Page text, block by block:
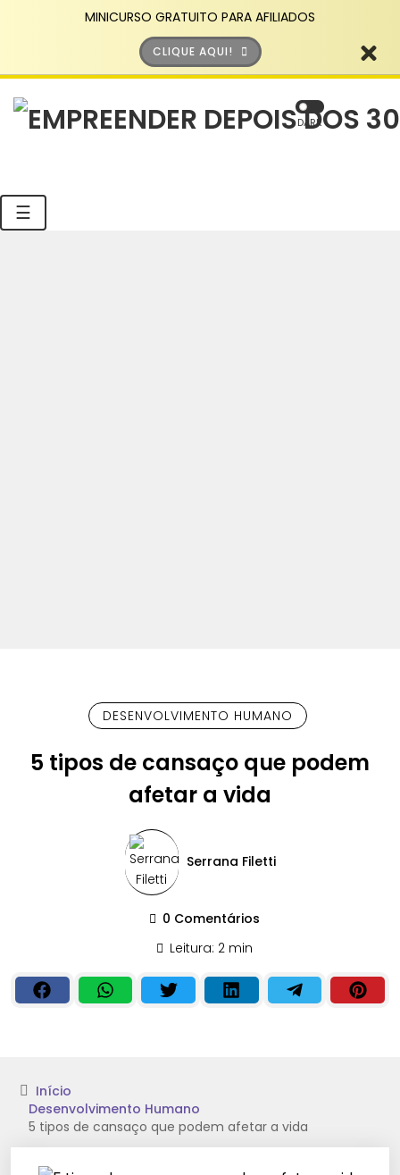
MINICURSO GRATUITO PARA AFILIADOS
CLIQUE AQUI!
☰
DARK
DESENVOLVIMENTO HUMANO
5 tipos de cansaço que podem
afetar a vida
Serrana Filetti
0 Comentários
Leitura: 2 min
Início
Desenvolvimento Humano
5 tipos de cansaço que podem afetar a vida